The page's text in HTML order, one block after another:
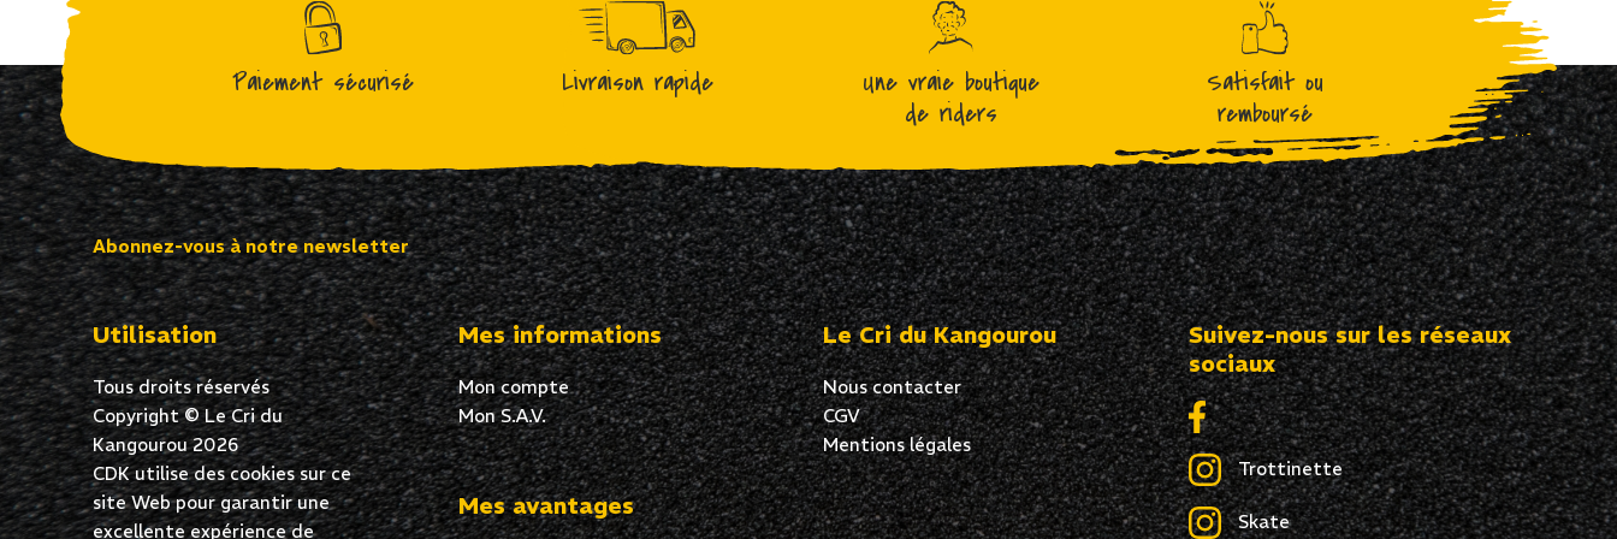
Paiement sécurisé Livraison rapide
Une vraie boutique
de riders
Satisfait ou
remboursé
Abonnez-vous à notre newsletter
Utilisation
Tous droits réservés
Copyright © Le Cri du
Kangourou 2026
CDK utilise des cookies sur ce
site Web pour garantir une
excellente expérience de
Mes informations
Mon compte
Mon S.A.V.
Mes avantages
Le Cri du Kangourou
Nous contacter
CGV
Mentions légales
Suivez-nous sur les réseaux
sociaux
Trottinette
Skate